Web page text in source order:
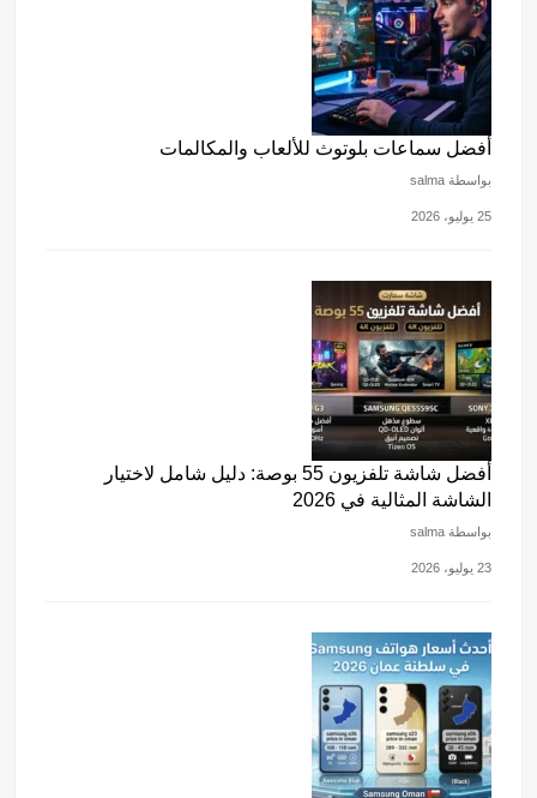
أفضل سماعات بلوتوث للألعاب والمكالمات
بواسطة salma
25 يوليو، 2026
أفضل شاشة تلفزيون 55 بوصة: دليل شامل لاختيار
الشاشة المثالية في 2026
بواسطة salma
23 يوليو، 2026